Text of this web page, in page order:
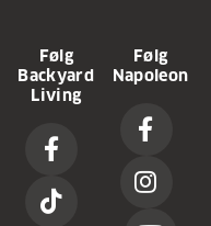
Følg
Backyard
Living
Følg
Napoleon